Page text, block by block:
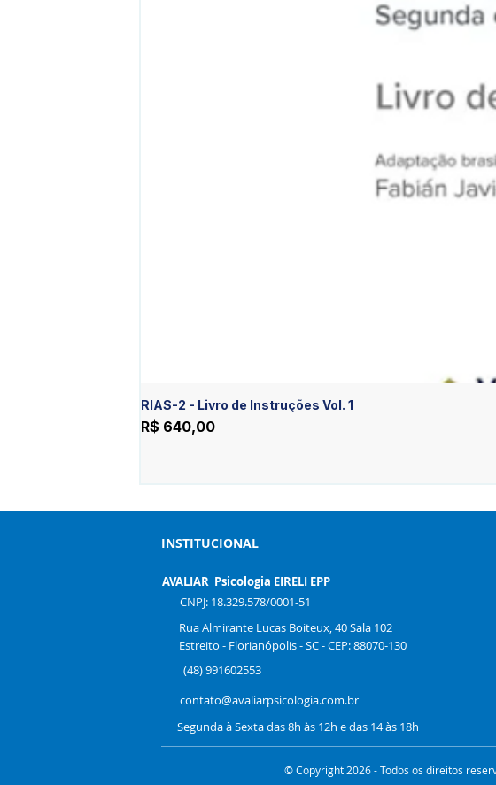
RIAS-2 - Livro de Instruções Vol. 1
Preço
R$ 640,00
INSTITUCIONAL
AVALIAR Psicologia EIRELI EPP
CNPJ: 18.329.578/0001-51
Rua Almirante Lucas Boiteux, 40 Sala 102
Estreito - Florianópolis - SC - CEP: 88070-130
(48) 991602553
contato@avaliarpsicologia.com.br
Segunda à Sexta das 8h às 12h e das 14 às 18h
© Copyright 2026 - Todos os direitos